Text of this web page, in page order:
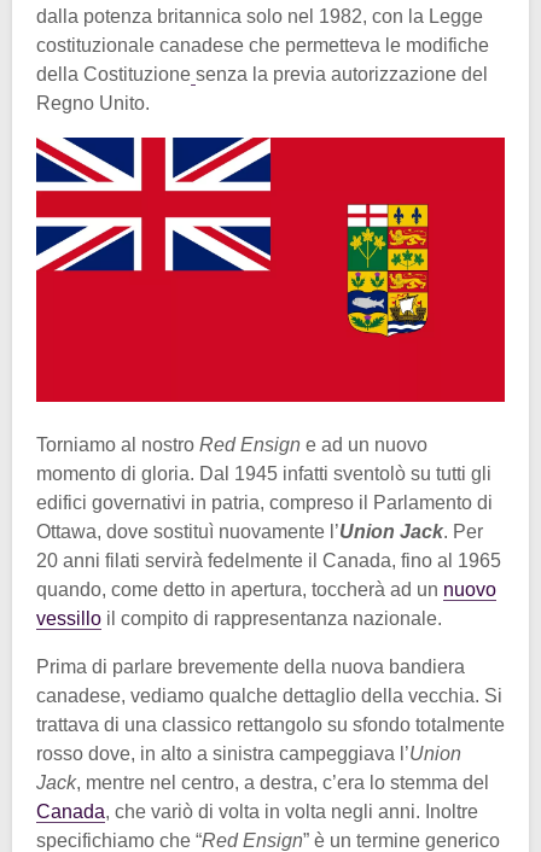
dalla potenza britannica solo nel 1982, con la Legge
costituzionale canadese che permetteva le modifiche
della Costituzione senza la previa autorizzazione del
Regno Unito.
Torniamo al nostro Red Ensign e ad un nuovo
momento di gloria. Dal 1945 infatti sventolò su tutti gli
edifici governativi in patria, compreso il Parlamento di
Ottawa, dove sostituì nuovamente l’Union Jack. Per
20 anni filati servirà fedelmente il Canada, fino al 1965
quando, come detto in apertura, toccherà ad un nuovo
vessillo il compito di rappresentanza nazionale.
Prima di parlare brevemente della nuova bandiera
canadese, vediamo qualche dettaglio della vecchia. Si
trattava di una classico rettangolo su sfondo totalmente
rosso dove, in alto a sinistra campeggiava l’Union
Jack, mentre nel centro, a destra, c’era lo stemma del
Canada, che variò di volta in volta negli anni. Inoltre
specifichiamo che “Red Ensign” è un termine generico